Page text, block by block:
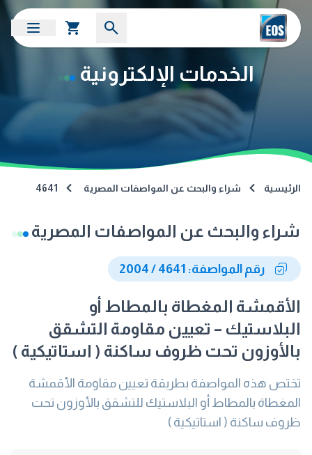
الخدمات الإلكترونية
الرئيسية شراء والبحث عن المواصفات المصرية 4641
شراء والبحث عن المواصفات المصرية
رقم المواصفة: 4641 / 2004
الأقمشة المغطاة بالمطاط أو
البلاستيك – تعيين مقاومة التشقق
بالأوزون تحت ظروف ساكنة ( استاتيكية )
تختص هذه المواصفة بطريقة تعيين مقاومة الأقمشة
المغطاة بالمطاط أو البلاستيك للتشقق بالأوزون تحت
ظروف ساكنة ( استاتيكية )